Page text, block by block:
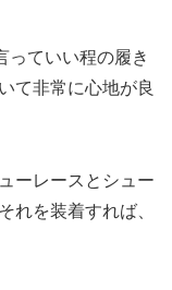
っていい程の履き
て非常に心地が良
ーレースとシュー
れを装着すれば、